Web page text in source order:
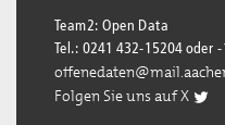
Team2: Open Data
Tel.: 0241 432-15204 oder
Folgen Sie uns auf X